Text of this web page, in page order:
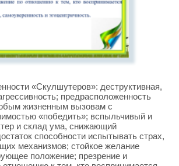
«Скулшутеров»: деструктивная,
предрасположенность
жизненным вызовам с
«победить»; вспыльчивый и
и склад ума, снижающий
способности испытывать страх,
механизмов; стойкое желание
положение; презрение и